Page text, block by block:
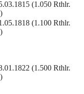
(1.050 Rthlr.
(1.100 Rthlr.
(1.500 Rthlr.